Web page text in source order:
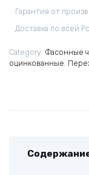
Гарантия от
Доставка по всей
Category: Фасонные
оцинкованные,